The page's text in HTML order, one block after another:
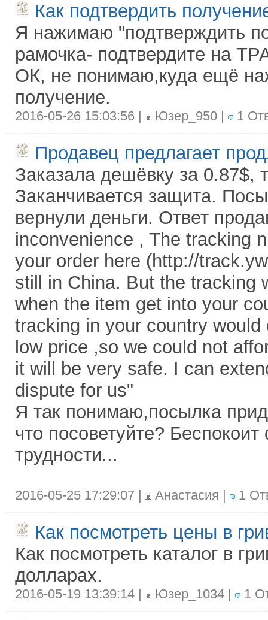
Как подтвердить
Я нажимаю "подтверждить
рамочка- подтвердите на
ОК, не понимаю,куда ещё
получение.
2016-05-26 15:03:56 | Юзер_950 | 1
Продавец предлагает
Заказала дешёвку за 0.87$,
Заканчивается защита.
вернули деньги. Ответ
inconvenience , The tracking
your order here (http://
still in China. But the tracking
when the item get into your
tracking in your country
low price ,so we could not
it will be very safe. I can
dispute for us"
Я так понимаю,посылка
что посоветуйте?
трудности...
2016-05-25 17:29:07 | Анастасия | 1
Как посмотреть цены в
Как посмотреть каталог в
долларах.
2016-05-19 13:39:14 | Юзер_1034 | 1